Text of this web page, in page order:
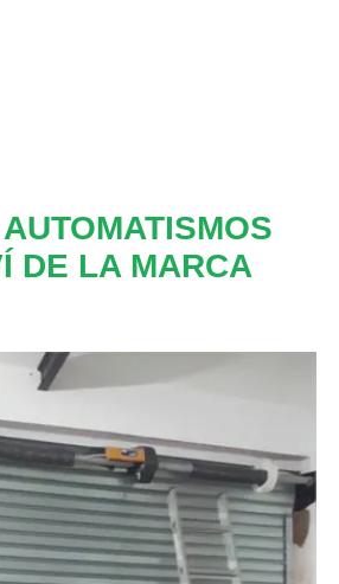
DE LA MARCA